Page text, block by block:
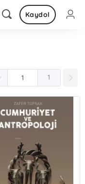
Kaydol
1